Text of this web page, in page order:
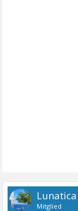
Lunatica
Mitglied